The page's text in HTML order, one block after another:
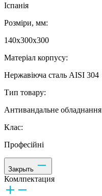
Іспанія
Розміри, мм:
140х300х300
Матеріал корпусу:
Нержавіюча сталь AISI 304
Тип товару:
Антивандальне обладнання
Клас:
Професійні
Закрыть
Комлпектация